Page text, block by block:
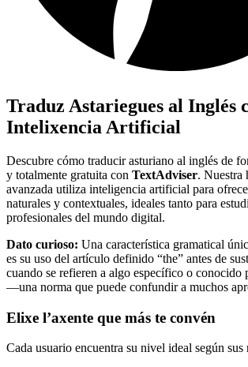
Traduz Astariegues al Inglés
Intelixencia Artificial
Descubre cómo traducir asturiano al inglés de
y totalmente gratuita con TextAdviser. Nuestra
avanzada utiliza inteligencia artificial para
naturales y contextuales, ideales tanto para
profesionales del mundo digital.
Dato curioso: Una característica gramatical
es su uso del artículo definido “the” antes de
cuando se refieren a algo específico o conocido
—una norma que puede confundir a muchos
Elixe l’axente que más te convén
Cada usuario encuentra su nivel ideal según sus